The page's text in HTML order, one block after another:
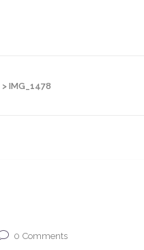
> IMG_1478
0 Comments